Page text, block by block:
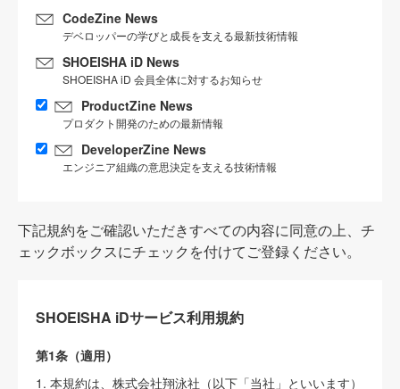
CodeZine News
デベロッパーの学びと成長を支える最新技術情報
SHOEISHA iD News
SHOEISHA iD 会員全体に対するお知らせ
ProductZine News
プロダクト開発のための最新情報
DeveloperZine News
エンジニア組織の意思決定を支える技術情報
下記規約をご確認いただきすべての内容に同意の上、チ
ェックボックスにチェックを付けてご登録ください。
SHOEISHA iDサービス利用規約
第1条（適用）
1. 本規約は、株式会社翔泳社（以下「当社」といいます）